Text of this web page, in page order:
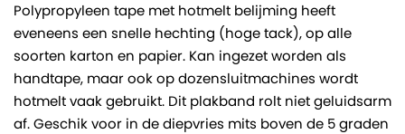
Polypropyleen tape met hotmelt belijming heeft
eveneens een snelle hechting (hoge tack), op alle
soorten karton en papier. Kan ingezet worden als
handtape, maar ook op dozensluitmachines wordt
hotmelt vaak gebruikt. Dit plakband rolt niet geluidsarm
af. Geschik voor in de diepvries mits boven de 5 graden